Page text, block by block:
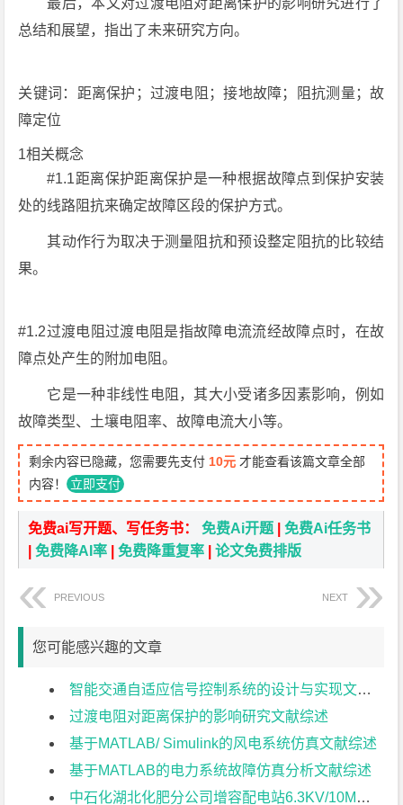
最后，本文对过渡电阻对距离保护的影响研究进行了
总结和展望，指出了未来研究方向。
关键词：距离保护；过渡电阻；接地故障；阻抗测量；故
障定位
1相关概念
#1.1距离保护距离保护是一种根据故障点到保护安装
处的线路阻抗来确定故障区段的保护方式。
其动作行为取决于测量阻抗和预设整定阻抗的比较结
果。
#1.2过渡电阻过渡电阻是指故障电流流经故障点时，在故
障点处产生的附加电阻。
它是一种非线性电阻，其大小受诸多因素影响，例如
故障类型、土壤电阻率、故障电流大小等。
剩余内容已隐藏，您需要先支付 10元 才能查看该篇文章全部
内容！ 立即支付
免费ai写开题、写任务书：免费Ai开题 |免费Ai任务书
|免费降AI率 |免费降重复率 |论文免费排版
PREVIOUS NEXT
您可能感兴趣的文章
智能交通自适应信号控制系统的设计与实现文献综述
过渡电阻对距离保护的影响研究文献综述
基于MATLAB/ Simulink的风电系统仿真文献综述
基于MATLAB的电力系统故障仿真分析文献综述
中石化湖北化肥分公司增容配电站6.3KV/10MW无功补偿的控制研究文献综述